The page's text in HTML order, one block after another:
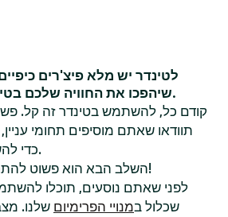
לטינדר יש מלא פיצ'רים
שיהפכו את החוויה שלכם בטינדר לטובה פי אלף.
קודם כל, להשתמש בטינדר זה קל.
תוודאו שאתם מוסיפים תחומי עניין,
כדי להשוויץ באישיות שלכם.
השלב הבא הוא פשוט!
לפני שאתם נוסעים, תוכלו
שכלול במנויי הפרימיום שלנו.